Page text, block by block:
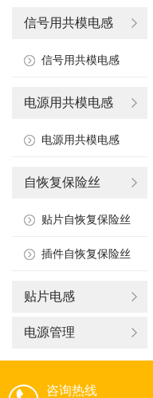
信号用共模电感
信号用共模电感
电源用共模电感
电源用共模电感
自恢复保险丝
贴片自恢复保险丝
插件自恢复保险丝
贴片电感
电源管理
咨询热线